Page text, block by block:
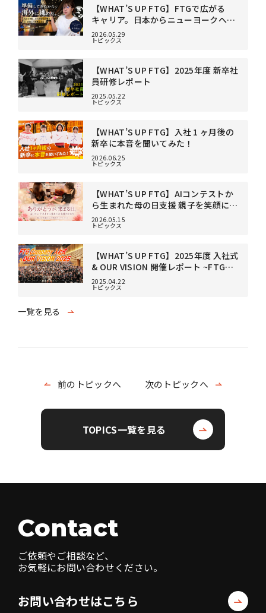
【WHAT’S UP FTG】FTGで広がる
キャリア。日本からニューヨークへ挑
戦した6年目の現在地
2026.05.29
トピックス
【WHAT’S UP FTG】2025年度 新卒社
員研修レポート
2025.05.22
トピックス
【WHAT’S UP FTG】入社 1 ヶ月後の
新卒に本音を聞いてみた！
2026.06.25
トピックス
【WHAT’S UP FTG】AIコンテストか
ら生まれた母の日支援 親子を笑顔にし
た焼肉ランチイベント
2026.05.15
トピックス
【WHAT’S UP FTG】2025年度 入社式
& OUR VISION 開催レポート ~FTGの
未来と“ワクワク”を共に~
2025.04.22
トピックス
一覧を見る
前のトピックへ 次のトピックへ
TOPICS一覧を見る
Contact
ご依頼やご相談など、
お気軽にお問い合わせください。
お問い合わせはこちら